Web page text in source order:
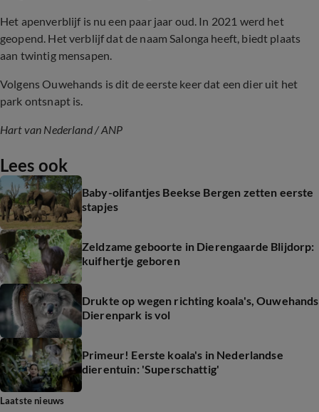
Het apenverblijf is nu een paar jaar oud. In 2021 werd het
geopend. Het verblijf dat de naam Salonga heeft, biedt plaats
aan twintig mensapen.
Volgens Ouwehands is dit de eerste keer dat een dier uit het
park ontsnapt is.
Hart van Nederland / ANP
Lees ook
Baby-olifantjes Beekse Bergen zetten eerste
stapjes
Zeldzame geboorte in Dierengaarde Blijdorp:
kuifhertje geboren
Drukte op wegen richting koala's, Ouwehands
Dierenpark is vol
Primeur! Eerste koala's in Nederlandse
dierentuin: 'Superschattig'
Laatste nieuws